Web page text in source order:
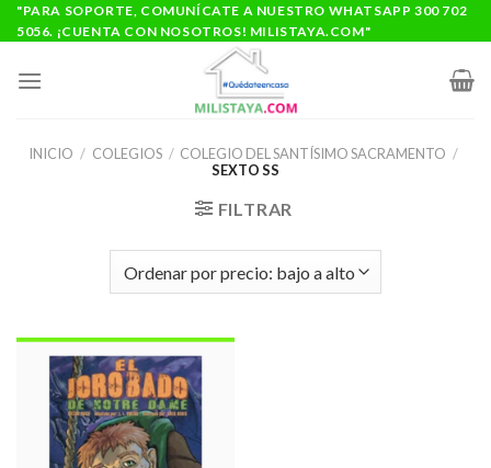
Saltar
al
"PARA SOPORTE, COMUNÍCATE A NUESTRO WHATSAPP 300 702
5056. ¡CUENTA CON NOSOTROS! MILISTAYA.COM"
INICIO / COLEGIOS / COLEGIO DEL SANTÍSIMO SACRAMENTO /
SEXTO SS
FILTRAR